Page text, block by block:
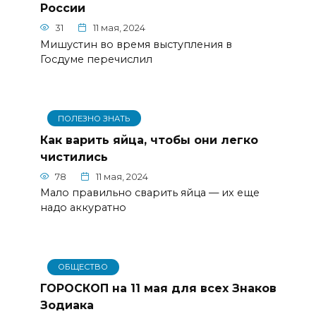
России
31 11 мая, 2024
Мишустин во время выступления в
Госдуме перечислил
ПОЛЕЗНО ЗНАТЬ
Как варить яйца, чтобы они легко
чистились
78 11 мая, 2024
Мало правильно сварить яйца — их еще
надо аккуратно
ОБЩЕСТВО
ГОРОСКОП на 11 мая для всех Знаков
Зодиака